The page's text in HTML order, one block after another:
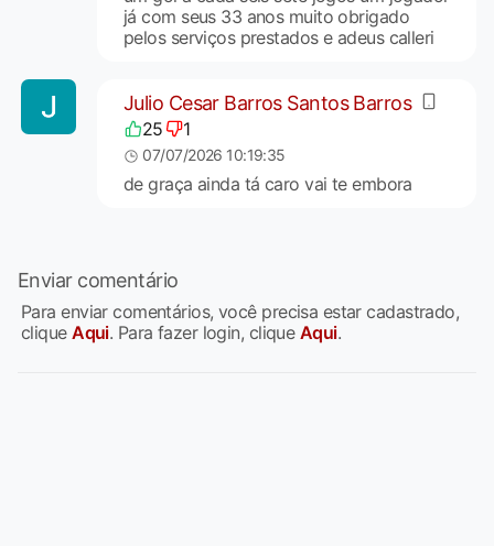
já com seus 33 anos muito obrigado
pelos serviços prestados e adeus calleri
Julio Cesar Barros Santos Barros
25 1
07/07/2026 10:19:35
de graça ainda tá caro vai te embora
Enviar comentário
Para enviar comentários, você precisa estar cadastrado,
cliqueAqui. Para fazer login, clique Aqui.